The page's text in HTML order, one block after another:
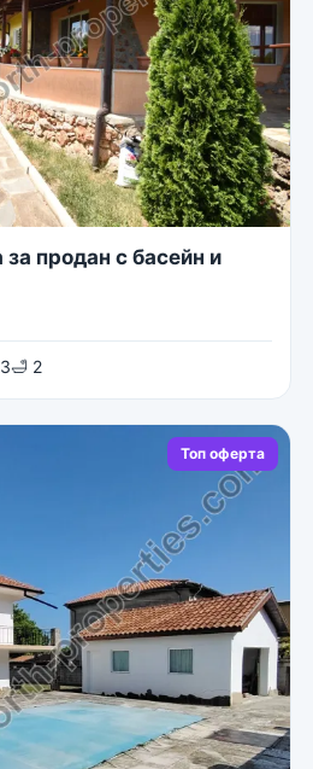
продан с басейн и
🛁 2
Топ оферта